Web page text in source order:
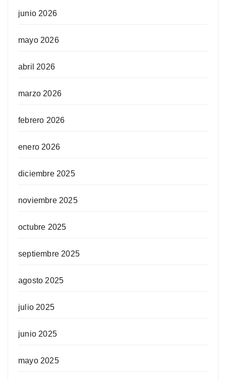
junio 2026
mayo 2026
abril 2026
marzo 2026
febrero 2026
enero 2026
diciembre 2025
noviembre 2025
octubre 2025
septiembre 2025
agosto 2025
julio 2025
junio 2025
mayo 2025